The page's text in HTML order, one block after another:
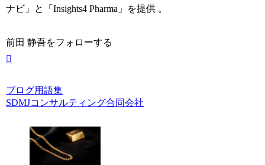
ナビ」と「Insights4 Pharma」を提供 。
前田 静吾をフォローする
ブログ用語集
SDMJコンサルティング合同会社